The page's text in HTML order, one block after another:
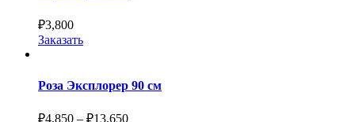
₽3,800
Заказать
Роза Эксплорер 90 см
₽4,850 – ₽13,650